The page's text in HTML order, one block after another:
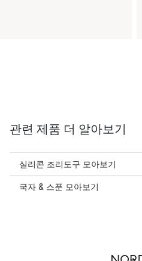
관련 제품 더 알아보기
실리콘 조리도구 모아보기
국자 & 스푼 모아보기